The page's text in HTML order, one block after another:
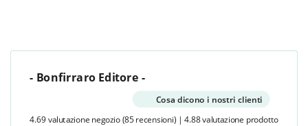
- Bonfirraro Editore -
Cosa dicono i nostri clienti
4.69 valutazione negozio (85 recensioni) | 4.88 valutazione prodotto